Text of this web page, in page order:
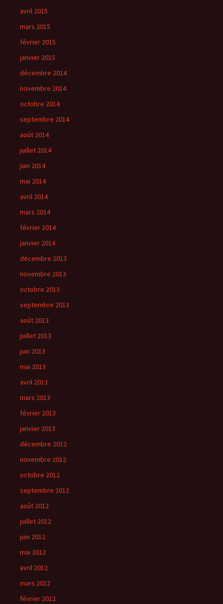
avril 2015
mars 2015
février 2015
janvier 2015
décembre 2014
novembre 2014
octobre 2014
septembre 2014
août 2014
juillet 2014
juin 2014
mai 2014
avril 2014
mars 2014
février 2014
janvier 2014
décembre 2013
novembre 2013
octobre 2013
septembre 2013
août 2013
juillet 2013
juin 2013
mai 2013
avril 2013
mars 2013
février 2013
janvier 2013
décembre 2012
novembre 2012
octobre 2012
septembre 2012
août 2012
juillet 2012
juin 2012
mai 2012
avril 2012
mars 2012
février 2012